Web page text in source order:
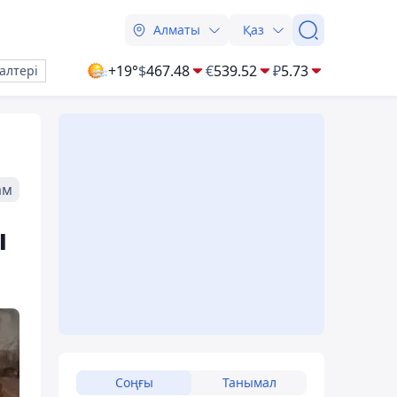
Алматы Қаз
+19°$467.48 €539.52 ₽5.73
Соңғы Танымал